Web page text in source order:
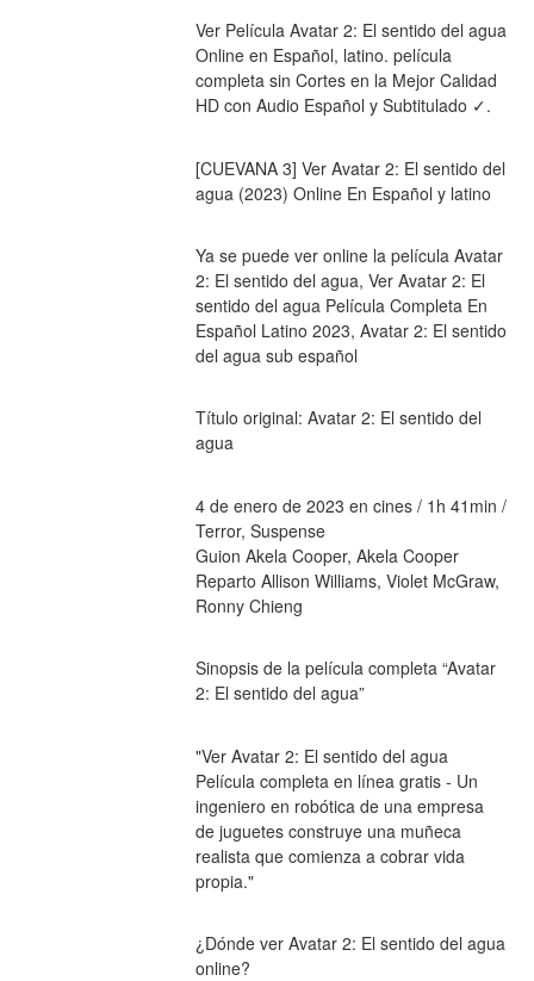
Ver Película Avatar 2: El sentido del agua
Online en Español, latino. película
completa sin Cortes en la Mejor Calidad
HD con Audio Español y Subtitulado ✓.
[CUEVANA 3] Ver Avatar 2: El sentido del
agua (2023) Online En Español y latino
Ya se puede ver online la película Avatar
2: El sentido del agua, Ver Avatar 2: El
sentido del agua Película Completa En
Español Latino 2023, Avatar 2: El sentido
del agua sub español
Título original: Avatar 2: El sentido del
agua
4 de enero de 2023 en cines / 1h 41min /
Terror, Suspense
Guion Akela Cooper, Akela Cooper
Reparto Allison Williams, Violet McGraw,
Ronny Chieng
Sinopsis de la película completa “Avatar
2: El sentido del agua”
"Ver Avatar 2: El sentido del agua
Película completa en línea gratis - Un
ingeniero en robótica de una empresa
de juguetes construye una muñeca
realista que comienza a cobrar vida
propia."
¿Dónde ver Avatar 2: El sentido del agua
online?